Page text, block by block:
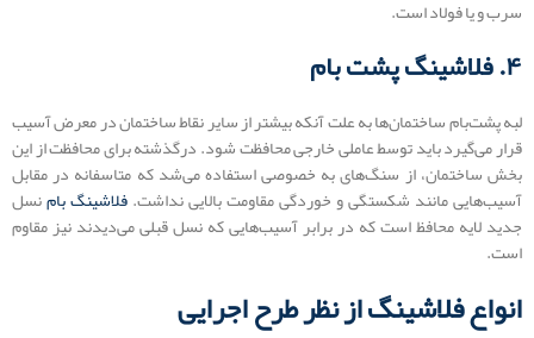
سرب و یا فولاد است.
۴. فلاشینگ پشت ‌بام
لبه پشت‌بام ساختمان‌ها به علت آنکه بیشتر از سایر نقاط ساختمان در معرض آسیب
قرار می‌گیرد باید توسط عاملی خارجی محافظت شود. درگذشته برای محافظت از این
بخش ساختمان، از سنگ‌های به خصوصی استفاده می‌شد که متاسفانه در مقابل
آسیب‌هایی مانند شکستگی و خوردگی مقاومت بالایی نداشت.فلاشینگ ‌بامنسل
جدید لایه محافظ است که در برابر آسیب‌هایی که نسل قبلی می‌دیدند نیز مقاوم
است.
انواع فلاشینگ از نظر طرح اجرایی